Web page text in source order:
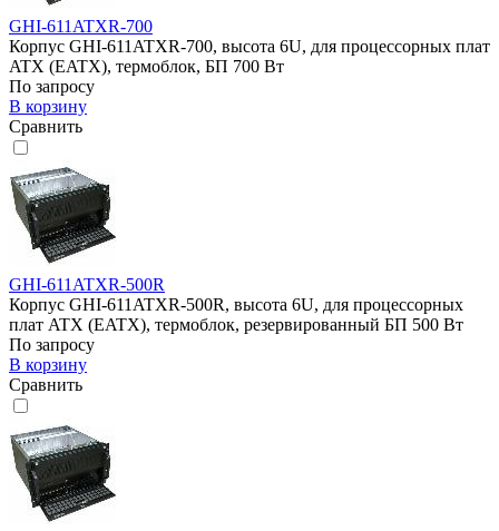
GHI-611ATXR-700
Корпус GHI-611ATXR-700, высота 6U, для процессорных плат
ATX (EATX), термоблок, БП 700 Вт
По запросу
В корзину
Сравнить
GHI-611ATXR-500R
Корпус GHI-611ATXR-500R, высота 6U, для процессорных
плат ATX (EATX), термоблок, резервированный БП 500 Вт
По запросу
В корзину
Сравнить